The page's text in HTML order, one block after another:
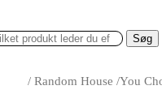
Søg
/ Random House /You